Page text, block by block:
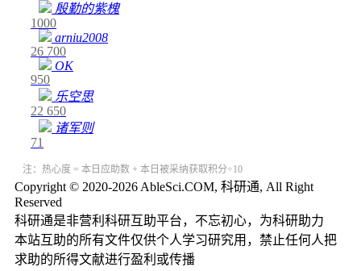
殷勤的紫槐
1000
arniu2008
26 700
OK
950
乐空思
22 650
诸军则
71
注：热心度 = 本日应助数 + 本日被采纳获取积分÷10
Copyright © 2020-2026 AbleSci.COM, 科研通, All Right
Reserved
科研通是非营利科研互助平台，不忘初心，为科研助力
本站互助的所有文件仅供个人学习研究用，禁止任何人把
求助的所得文献进行盈利或传播